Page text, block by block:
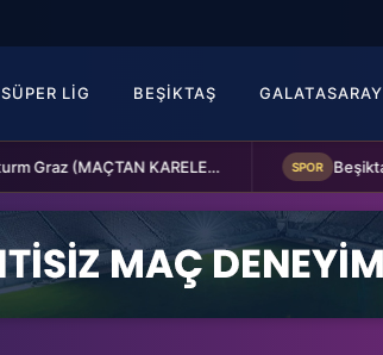
SÜPER LIG BEŞIKTAŞ GALATASARAY
Fenerbahçe 2-0 Sturm Graz (MAÇTAN KARELER)